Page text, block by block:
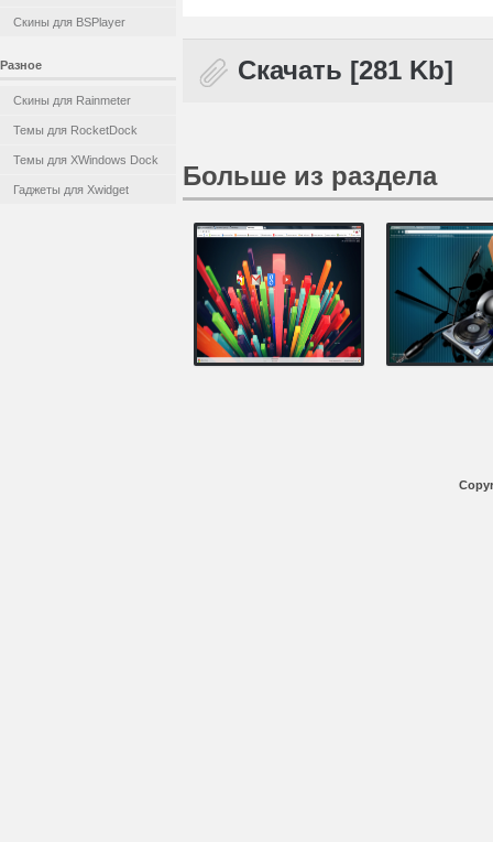
Скины для BSPlayer
Разное
Скины для Rainmeter
Темы для RocketDock
Темы для XWindows Dock
Гаджеты для Xwidget
Скачать [281 Kb]
Больше из раздела